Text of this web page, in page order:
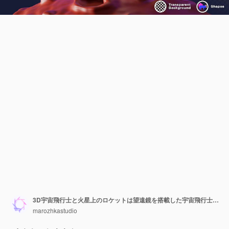
3D宇宙飛行士と火星上のロケットは望遠鏡を搭載した宇宙飛行士が宇宙を探索し夜空のクレーター流星衛星を描いたアニメのエイリアン惑星の風景を振っています
marozhkastudio